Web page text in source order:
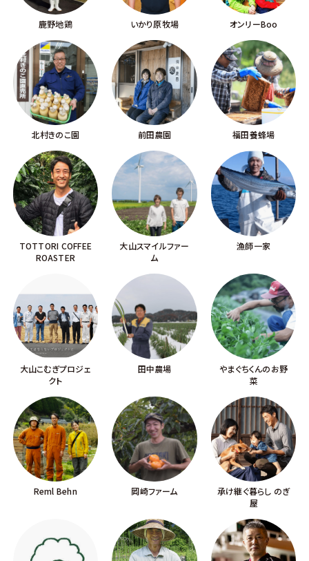
鹿野地鶏 いかり原牧場 オンリーBoo
北村きのこ園 前田農園 福田養蜂場
TOTTORI COFFEE
ROASTER
大山スマイルファー
ム
漁師一家
大山こむぎプロジェ
クト
田中農場
やまぐちくんのお野
菜
Reml Behn 岡崎ファーム
承け継ぐ暮らし のぎ
屋